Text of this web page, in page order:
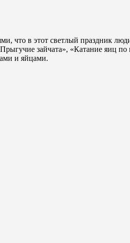
что в этот светлый праздник
зайчата», «Катание яиц по
и яйцами.